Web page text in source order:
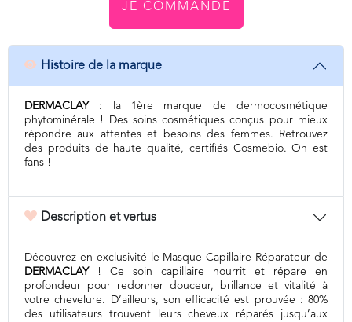
JE COMMANDE
Histoire de la marque
DERMACLAY : la 1ère marque de dermocosmétique
phytominérale ! Des soins cosmétiques conçus pour mieux
répondre aux attentes et besoins des femmes. Retrouvez
des produits de haute qualité, certifiés Cosmebio. On est
fans !
Description et vertus
Découvrez en exclusivité le Masque Capillaire Réparateur de
DERMACLAY ! Ce soin capillaire nourrit et répare en
profondeur pour redonner douceur, brillance et vitalité à
votre chevelure. D’ailleurs, son efficacité est prouvée : 80%
des utilisateurs trouvent leurs cheveux réparés jusqu’aux